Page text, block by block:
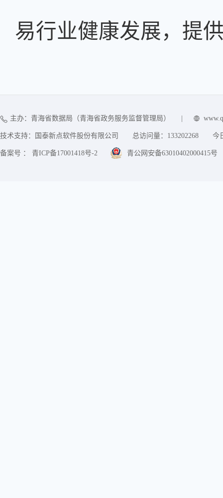
易行业健康发展，提
主办：青海省数据局（青海省政务服务监督管理局）
技术支持：国泰新点软件股份有限公司 总访问量： 133202268 今
备案号 ： 青ICP备17001418号-2 青公网安备63010402000415号